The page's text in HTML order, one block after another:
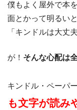
僕もよく屋外で本
面とかって明るい
「キンドルは大丈
が！ そんな心配は
キンドル・ペーパ
も文字が読み